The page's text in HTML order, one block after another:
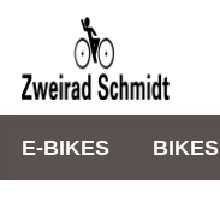
E-BIKES BIKES